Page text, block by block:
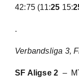
42:75 (11:25 15:
.
Verbandsliga 3,
SF Aligse 2 –